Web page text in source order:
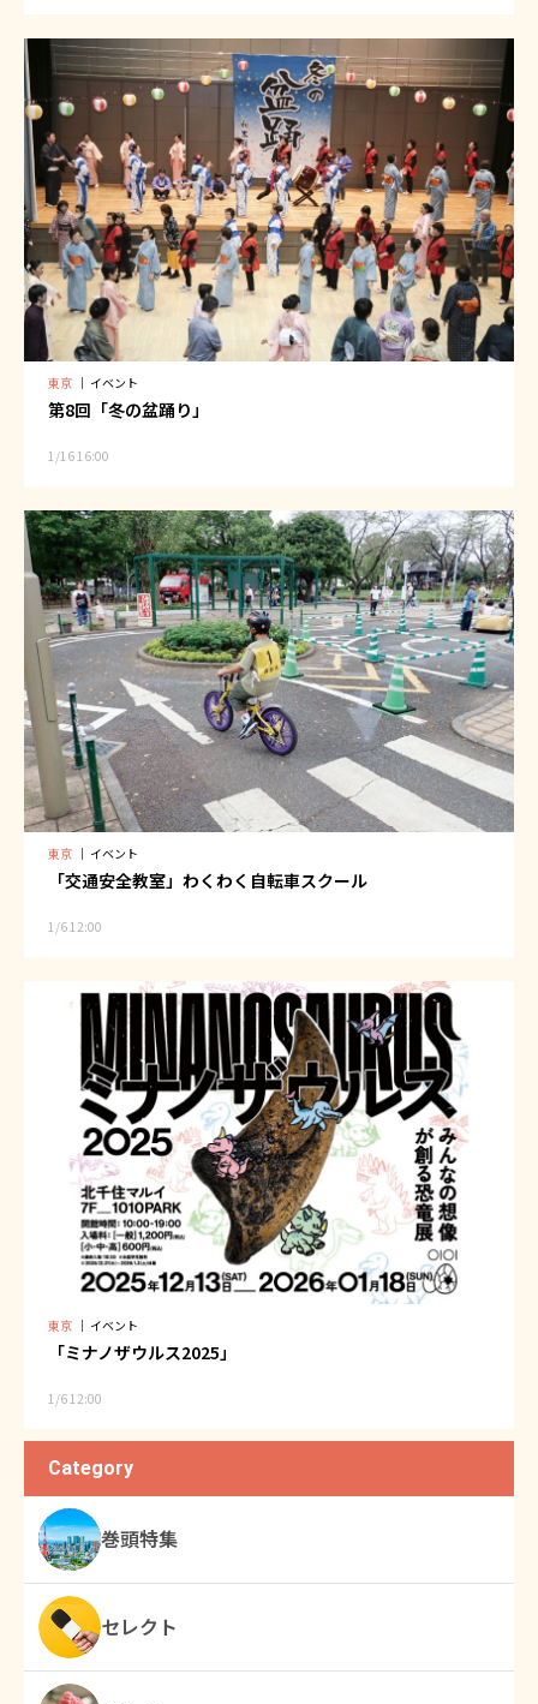
東京 ｜ イベント
第8回「冬の盆踊り」
1/16 16:00
東京 ｜ イベント
「交通安全教室」わくわく自転車スクール
1/6 12:00
東京 ｜ イベント
「ミナノザウルス2025」
1/6 12:00
Category
巻頭特集
セレクト